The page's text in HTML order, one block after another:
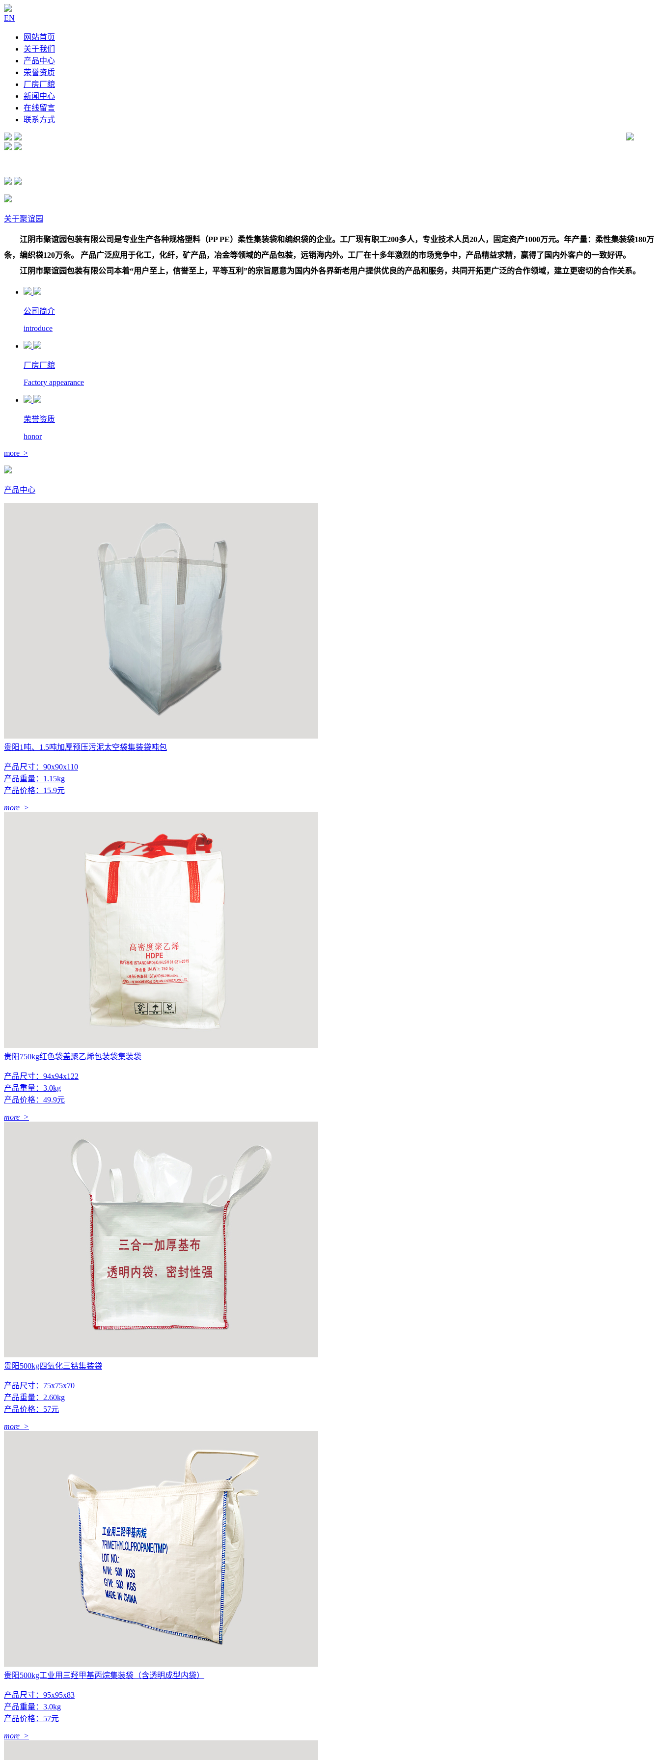
EN
网站首页
关于我们
产品中心
荣誉资质
厂房厂貌
新闻中心
在线留言
联系方式
关于聚谊园
江阴市聚谊园包装有限公司是专业生产各种规格塑料（PP PE）柔性集装袋和编织袋的企业。工厂现有职工200多人，专业技术人员20人，固定资产1000万元。年产量：柔性集装袋180万
条，编织袋120万条。 产品广泛应用于化工，化纤，矿产品，冶金等领域的产品包装，远销海内外。工厂在十多年激烈的市场竞争中，产品精益求精，赢得了国内外客户的一致好评。
江阴市聚谊园包装有限公司本着“用户至上，信誉至上，平等互利”的宗旨愿意为国内外各界新老用户提供优良的产品和服务，共同开拓更广泛的合作领域，建立更密切的合作关系。
公司简介
introduce
厂房厂貌
Factory appearance
荣誉资质
honor
more >
产品中心
贵阳1吨、1.5吨加厚预压污泥太空袋集装袋吨包
产品尺寸：90x90x110
产品重量：1.15kg
产品价格：15.9元
more >
贵阳750kg红色袋盖聚乙烯包装袋集装袋
产品尺寸：94x94x122
产品重量：3.0kg
产品价格：49.9元
more >
贵阳500kg四氧化三钴集装袋
产品尺寸：75x75x70
产品重量：2.60kg
产品价格：57元
more >
贵阳500kg工业用三羟甲基丙烷集装袋（含透明成型内袋）
产品尺寸：95x95x83
产品重量：3.0kg
产品价格：57元
more >